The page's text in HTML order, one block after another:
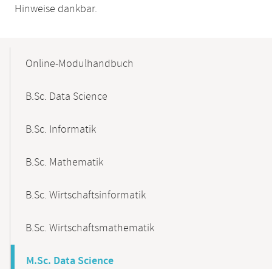
Hinweise dankbar.
NavigationOnline-Modulhandbuch
B.Sc. Data Science
B.Sc. Informatik
B.Sc. Mathematik
B.Sc. Wirtschaftsinformatik
B.Sc. Wirtschaftsmathematik
M.Sc. Data Science